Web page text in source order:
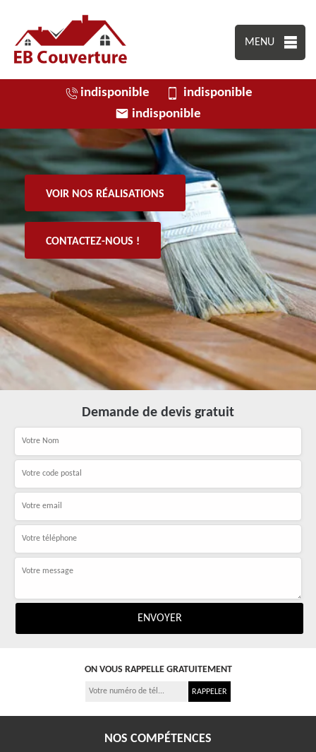
MENU
indisponible
indisponible
indisponible
VOIR NOS RÉALISATIONS
CONTACTEZ-NOUS !
Demande de devis gratuit
ON VOUS RAPPELLE GRATUITEMENT
NOS COMPÉTENCES